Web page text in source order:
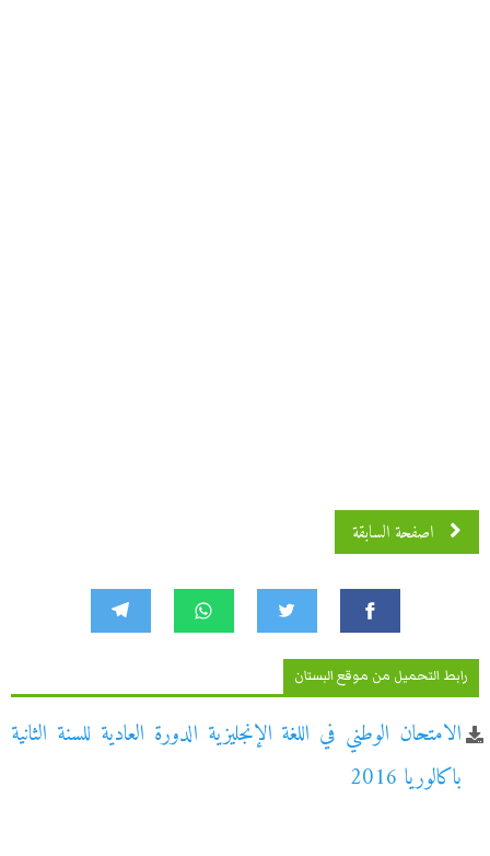
اصفحة السابقة
رابط التحميل من موقع البستان
الامتحان الوطني في اللغة الإنجليزية الدورة العادية للسنة الثانية
باكالوريا 2016